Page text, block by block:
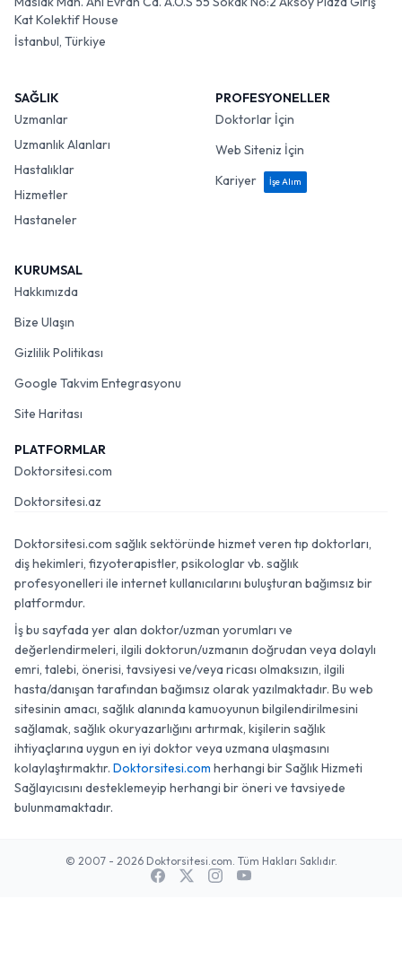
Kat Kolektif House
İstanbul, Türkiye
SAĞLIK
Uzmanlar
Uzmanlık Alanları
Hastalıklar
Hizmetler
Hastaneler
PROFESYONELLER
Doktorlar İçin
Web Siteniz İçin
Kariyer
İşe Alım
KURUMSAL
Hakkımızda
Bize Ulaşın
Gizlilik Politikası
Google Takvim Entegrasyonu
Site Haritası
PLATFORMLAR
Doktorsitesi.com
Doktorsitesi.az
Doktorsitesi.com sağlık sektöründe hizmet veren tıp doktorları,
diş hekimleri, fizyoterapistler, psikologlar vb. sağlık
profesyonelleri ile internet kullanıcılarını buluşturan bağımsız bir
platformdur.
İş bu sayfada yer alan doktor/uzman yorumları ve
değerlendirmeleri, ilgili doktorun/uzmanın doğrudan veya dolaylı
emri, talebi, önerisi, tavsiyesi ve/veya ricası olmaksızın, ilgili
hasta/danışan tarafından bağımsız olarak yazılmaktadır. Bu web
sitesinin amacı, sağlık alanında kamuoyunun bilgilendirilmesini
sağlamak, sağlık okuryazarlığını artırmak, kişilerin sağlık
ihtiyaçlarına uygun en iyi doktor veya uzmana ulaşmasını
kolaylaştırmaktır. Doktorsitesi.com herhangi bir Sağlık Hizmeti
Sağlayıcısını desteklemeyip herhangi bir öneri ve tavsiyede
bulunmamaktadır.
© 2007 - 2026 Doktorsitesi.com. Tüm Hakları Saklıdır.